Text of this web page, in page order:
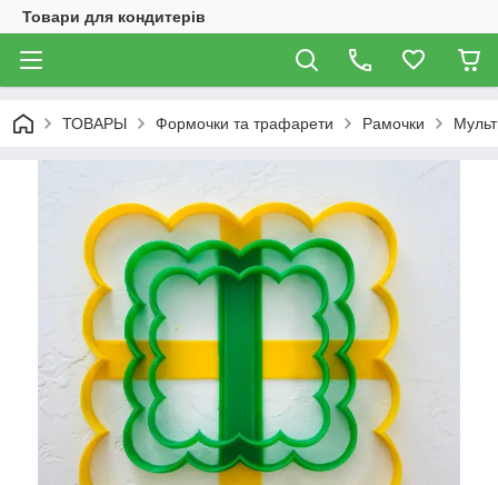
Товари для кондитерів
ТОВАРЫ Формочки та трафарети Рамочки